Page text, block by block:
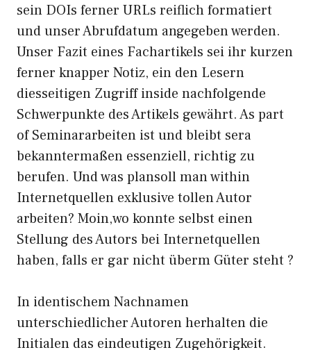
sein DOIs ferner URLs reiflich formatiert
und unser Abrufdatum angegeben werden.
Unser Fazit eines Fachartikels sei ihr kurzen
ferner knapper Notiz, ein den Lesern
diesseitigen Zugriff inside nachfolgende
Schwerpunkte des Artikels gewährt. As part
of Seminararbeiten ist und bleibt sera
bekanntermaßen essenziell, richtig zu
berufen. Und was plansoll man within
Internetquellen exklusive tollen Autor
arbeiten? Moin,wo konnte selbst einen
Stellung des Autors bei Internetquellen
haben, falls er gar nicht überm Güter steht ?
In identischem Nachnamen
unterschiedlicher Autoren herhalten die
Initialen das eindeutigen Zugehörigkeit.